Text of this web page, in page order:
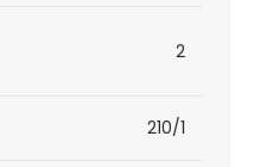
2
210/1